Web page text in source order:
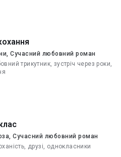
Сучасний любовний роман
трикутник, зустріч через роки,
Сучасний любовний роман
друзі, однокласники